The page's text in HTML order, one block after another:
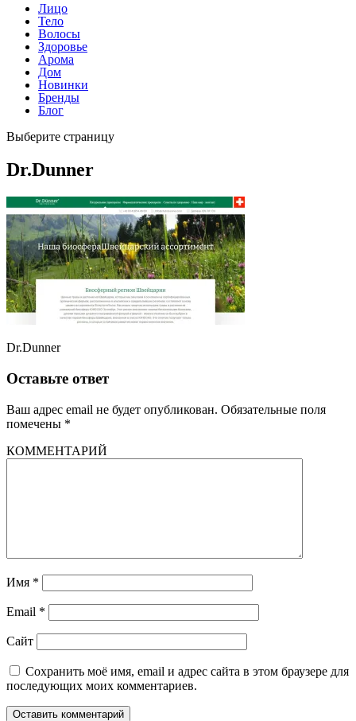
Лицо
Тело
Волосы
Здоровье
Арома
Дом
Новинки
Бренды
Блог
Выберите страницу
Dr.Dunner
Dr.Dunner
Оставьте ответ
Ваш адрес email не будет опубликован. Обязательные поля
помечены *
КОММЕНТАРИЙ
Имя *
Email *
Сайт
Сохранить моё имя, email и адрес сайта в этом браузере для
последующих моих комментариев.